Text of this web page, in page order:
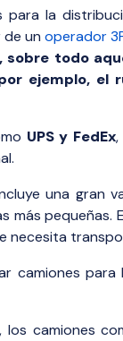
para la
un operador
todo
ejemplo, el
UPS y FedEx
una gran
pequeñas.
necesita
camiones para
camiones